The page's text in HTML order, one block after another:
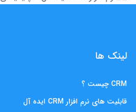
لینک ها
CRM چیست ؟
قابلیت های نرم افزار CRM ایده آل